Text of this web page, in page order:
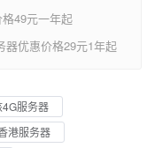
49元一年起
器优惠价格29元1年起
服务器
港服务器